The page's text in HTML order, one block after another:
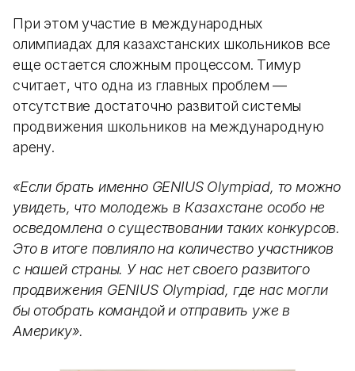
При этом участие в международных
олимпиадах для казахстанских школьников все
еще остается сложным процессом. Тимур
считает, что одна из главных проблем —
отсутствие достаточно развитой системы
продвижения школьников на международную
арену.
«Если брать именно GENIUS Olympiad, то можно
увидеть, что молодежь в Казахстане особо не
осведомлена о существовании таких конкурсов.
Это в итоге повлияло на количество участников
с нашей страны. У нас нет своего развитого
продвижения GENIUS Olympiad, где нас могли
бы отобрать командой и отправить уже в
Америку».